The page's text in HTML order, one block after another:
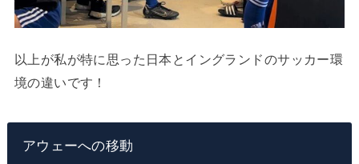
以上が私が特に思った日本とイングランドのサッカー環
境の違いです！
アウェーへの移動